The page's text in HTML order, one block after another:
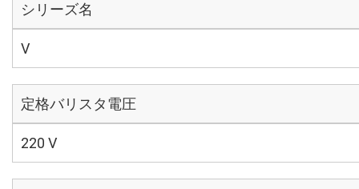
シリーズ名
V
定格バリスタ電圧
220 V